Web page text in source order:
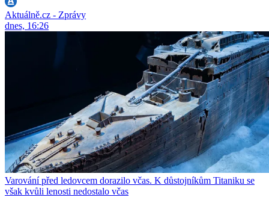
Aktuálně.cz - Zprávy
dnes, 16:26
Varování před ledovcem dorazilo včas. K důstojníkům Titaniku se
však kvůli lenosti nedostalo včas